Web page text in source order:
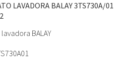
LAVADORA BALAY 3TS730A/01
BALAY